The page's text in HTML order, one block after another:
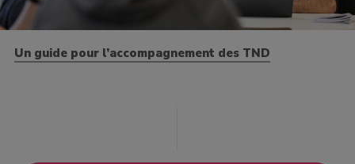
Un guide pour l’accompagnement des TND